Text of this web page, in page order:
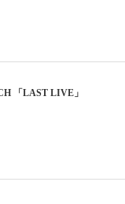
「LAST LIVE」